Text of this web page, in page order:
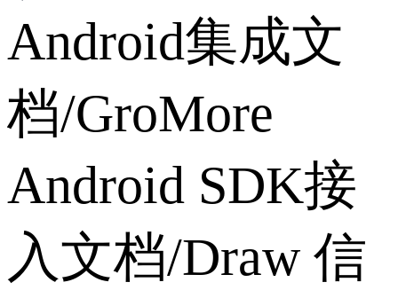
Android集成文
档/GroMore
Android SDK接
入文档/Draw 信